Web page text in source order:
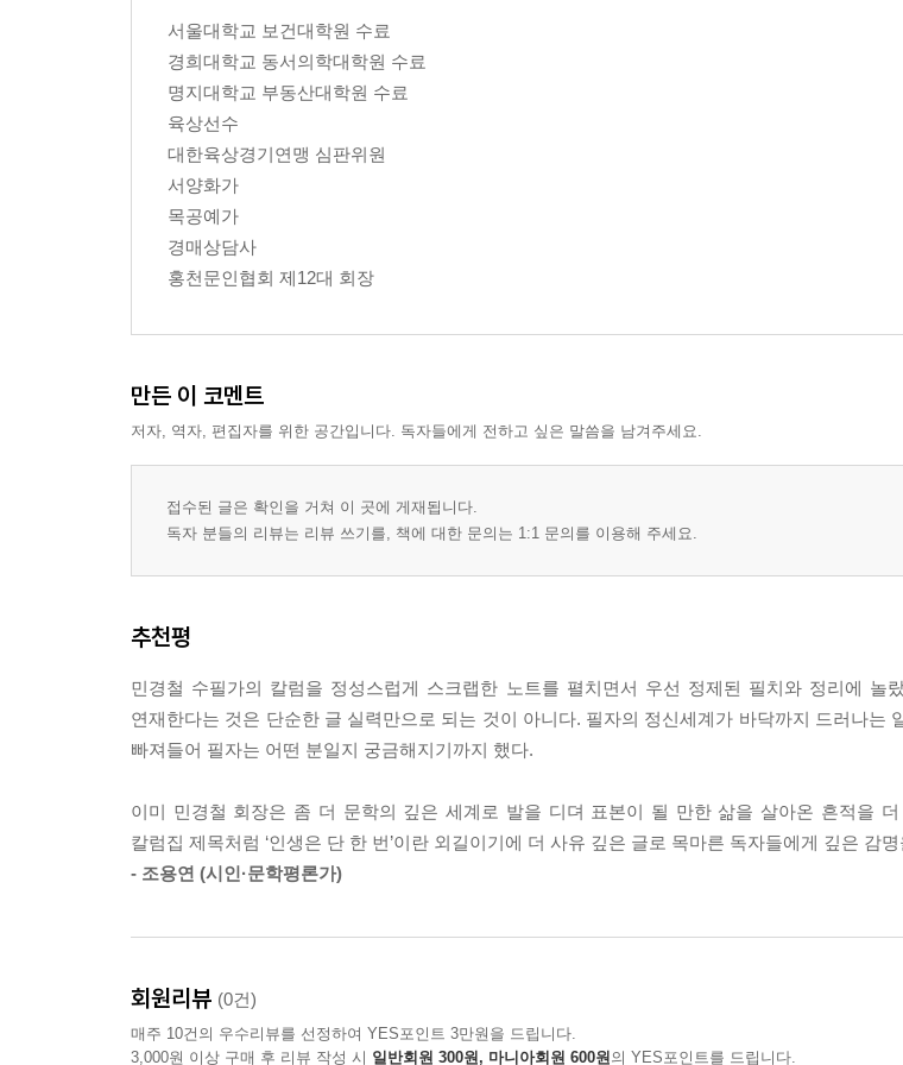
대장암 3기 병실 일기 1 54
대장암 3기 병실 일기 2 57
대장암 3기 병실 일기 3 60
대장암 3기 병실 일기 4 63
대장암 3기 병실 일기 5 66
대장암 3기 병실 일기 6 69
축제 72
내가 만약 의사라면 75
시련은 누구에게나 78
배움 90
어느 날 갑자기는 없는 법 93
고부갈등 95
베트남 여행 1 98
베트남 여행 2 101
베트남 여행 5 109
베트남 여행 6 112
“세상에서 제일 무서운 것이 세월” 115
고독한 육상 선수 1 118
고독한 육상선수 2 121
나도 아내가 있었으면 좋겠다? 127
신세대 가수들이 온다 130
힘을 기르자 133
10대 시절 여의도에서 139
식당 개업에 관하여 146
6번째 태국 여행 1 149
6번째 태국 여행 2 152
서울대학교 보건대학원 수료
경희대학교 동서의학대학원 수료
명지대학교 부동산대학원 수료
육상선수
대한육상경기연맹 심판위원
서양화가
목공예가
경매상담사
홍천문인협회 제12대 회장
만든 이 코멘트
저자, 역자, 편집자를 위한 공간입니다. 독자들에게 전하고 싶은 말씀을 남겨주세요.
접수된 글은 확인을 거쳐 이 곳에 게재됩니다.
독자 분들의 리뷰는 리뷰 쓰기를, 책에 대한 문의는 1:1 문의를 이용해 주세요.
추천평
민경철 수필가의 칼럼을 정성스럽게 스크랩한 노트를 펼치면서 우선 정제된 필치와 정리에 놀
연재한다는 것은 단순한 글 실력만으로 되는 것이 아니다. 필자의 정신세계가 바닥까지 드러나는
빠져들어 필자는 어떤 분일지 궁금해지기까지 했다.
이미 민경철 회장은 좀 더 문학의 깊은 세계로 발을 디뎌 표본이 될 만한 삶을 살아온 흔적을
칼럼집 제목처럼 ‘인생은 단 한 번’이란 외길이기에 더 사유 깊은 글로 목마른 독자들에게 깊은 감
- 조용연 (시인·문학평론가)
회원리뷰 (0건)
매주 10건의 우수리뷰를 선정하여 YES포인트 3만원을 드립니다.
3,000원 이상 구매 후 리뷰 작성 시 일반회원 300원, 마니아회원 600원의 YES포인트를 드립니다.